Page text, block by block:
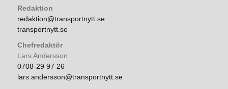
Redaktion
redaktion@transportnytt.se
transportnytt.se
Chefredaktör
Lars Andersson
0708-29 97 26
lars.andersson@transportnytt.se